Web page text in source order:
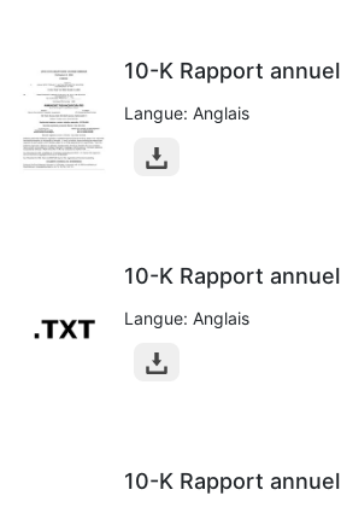
10-K Rapport annuel
Langue: Anglais
10-K Rapport annuel
Langue: Anglais
10-K Rapport annuel